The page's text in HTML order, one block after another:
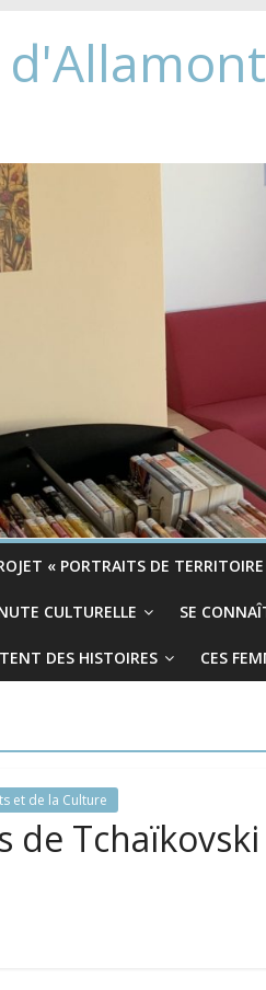
d'Allamont
« PORTRAITS DE
CULTURELLE SE
DES HISTOIRES CES
et de la Culture
de Tchaïkovski